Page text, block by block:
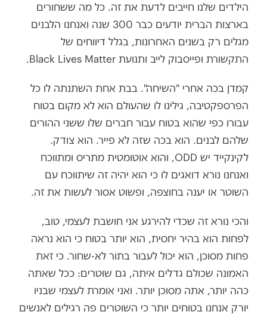
הילדים שלנו חייבים לדעת את זה. כל מה ששחורים
בארצות הברית יודעים כבר 300 שנה ואנחנו הלבנים
מגלים רק בשנים האחרונות, בגלל דיווחים של
התקשורת ופייסבוק לייב ותנועת Black Lives Matter
.
קמדן בכה אחרי "השיחה". בבת אחת השתנתה לו כל
הפרספקטיבה, גילינו לו שהעולם הוא לא מקום בטוח
עבורו כפי שהוא בטוח עבור חברים שלו ששני ההורים
שלהם לבנים. הוא בכה שזה לא פייר. הוא צודק.
לקינקייד יש ODD, והוא אוטומטית מתריס ומתווכח
ואנחנו נורא דואגים לו כי הוא יהיה זה שיתווכח עם
השוטר או יענה בחוצפה, ופשוט אסור לעשות את זה.
והכי נורא זה שכדי להירגע אני חושבת לעצמי, טוב,
לפחות הוא בהיר יחסית, הוא יותר בטוח כי הוא נראה
פחות מסוכן, הוא יכול לעבור בתור לא-שחור. כי זאת
האמונה שכולם גדלים איתה, גם שוטרים: ככל שאתה
כהה יותר, אתה מסוכן יותר. ואני אומרת לעצמי שבניו
יורק אנחנו בטוחים יותר כי השוטרים פה רגילים לאנשים